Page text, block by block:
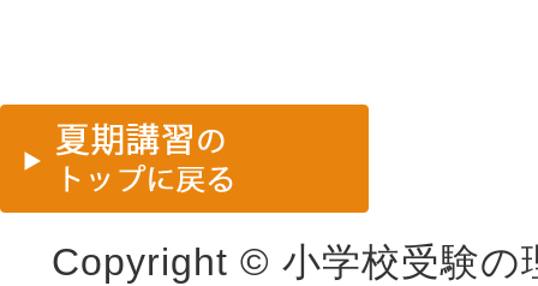
Copyright © 小学校受験